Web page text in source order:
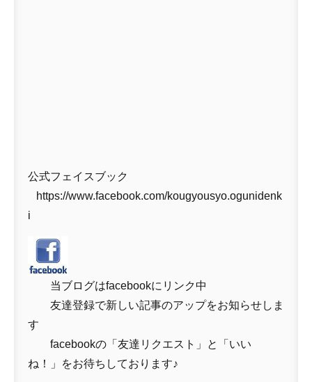
公式フェイスブック
https://www.facebook.com/kougyousyo.ogunidenk
i
当ブログはfacebookにリンク中
友達登録で新しい記事のアップをお知らせしま
す
facebookの「友達リクエスト」と「いい
ね！」をお待ちしております♪